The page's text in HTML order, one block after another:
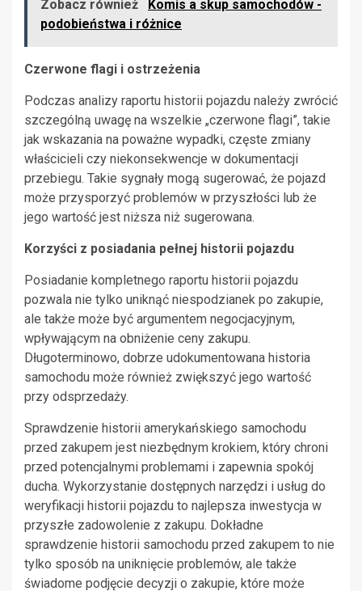
Zobacz również
Komis a skup samochodów -
podobieństwa i różnice
Czerwone flagi i ostrzeżenia
Podczas analizy raportu historii pojazdu należy zwrócić
szczególną uwagę na wszelkie „czerwone flagi”, takie
jak wskazania na poważne wypadki, częste zmiany
właścicieli czy niekonsekwencje w dokumentacji
przebiegu. Takie sygnały mogą sugerować, że pojazd
może przysporzyć problemów w przyszłości lub że
jego wartość jest niższa niż sugerowana.
Korzyści z posiadania pełnej historii pojazdu
Posiadanie kompletnego raportu historii pojazdu
pozwala nie tylko uniknąć niespodzianek po zakupie,
ale także może być argumentem negocjacyjnym,
wpływającym na obniżenie ceny zakupu.
Długoterminowo, dobrze udokumentowana historia
samochodu może również zwiększyć jego wartość
przy odsprzedaży.
Sprawdzenie historii amerykańskiego samochodu
przed zakupem jest niezbędnym krokiem, który chroni
przed potencjalnymi problemami i zapewnia spokój
ducha. Wykorzystanie dostępnych narzędzi i usług do
weryfikacji historii pojazdu to najlepsza inwestycja w
przyszłe zadowolenie z zakupu. Dokładne
sprawdzenie historii samochodu przed zakupem to nie
tylko sposób na uniknięcie problemów, ale także
świadome podjęcie decyzji o zakupie, które może